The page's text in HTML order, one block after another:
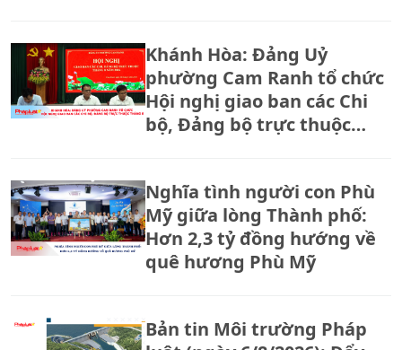
Khánh Hòa: Đảng Uỷ
phường Cam Ranh tổ chức
Hội nghị giao ban các Chi
bộ, Đảng bộ trực thuộc
Nghĩa tình người con Phù
Mỹ giữa lòng Thành phố:
Hơn 2,3 tỷ đồng hướng về
quê hương Phù Mỹ
Bản tin Môi trường Pháp